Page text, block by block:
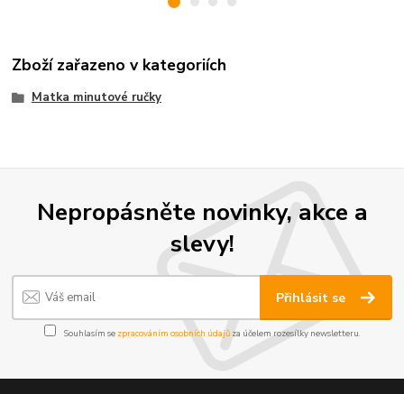
Zboží zařazeno v kategoriích
Matka minutové ručky
Nepropásněte novinky, akce a
slevy!
Přihlásit se
Souhlasím se zpracováním osobních údajůza účelem rozesílky newsletteru.